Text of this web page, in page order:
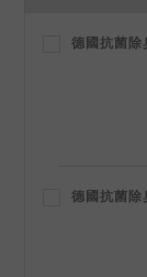
德國抗菌
德國抗菌